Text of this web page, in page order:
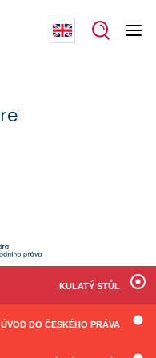
KULATÝ STŮL
ÚVOD DO ČESKÉHO PRÁVA